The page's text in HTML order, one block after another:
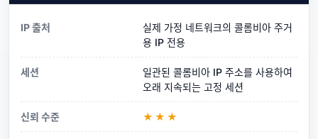
IP 출처
실제 가정 네트워크의 콜롬비아 주거
용 IP 전용
세션
일관된 콜롬비아 IP 주소를 사용하여
오래 지속되는 고정 세션
신뢰 수준 ★★★